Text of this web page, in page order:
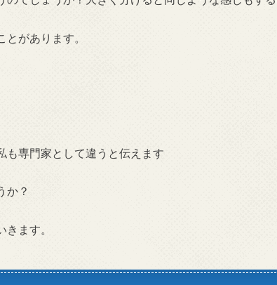
があります。
も専門家として違うと伝えます
か？
ます。